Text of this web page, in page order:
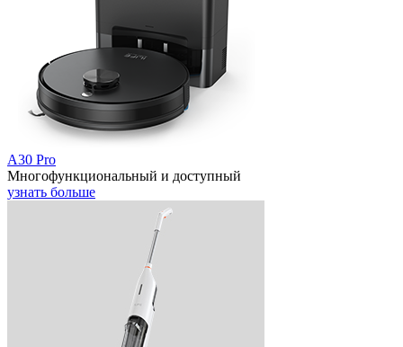
A30 Pro
Многофункциональный и доступный
узнать больше